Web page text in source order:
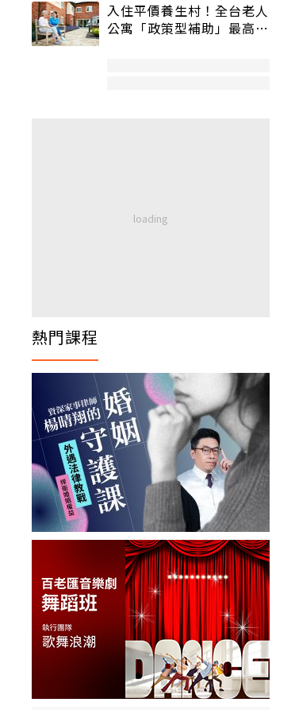
入住平價養生村！全台老人
公寓「政策型補助」最高打
熱門課程